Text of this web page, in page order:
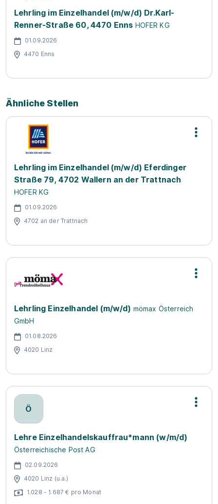
Lehrling im Einzelhandel (m/w/d) Dr.Karl-
Renner-Straße 60, 4470 Enns HOFER KG
01.09.2026
4470 Enns
Ähnliche Stellen
Lehrling im Einzelhandel (m/w/d) Eferdinger
Straße 79, 4702 Wallern an der Trattnach
HOFER KG
01.09.2026
4702 an der Trattnach
Lehrling Einzelhandel (m/w/d) mömax Österreich
GmbH
01.08.2026
4020 Linz
Ö
Lehre Einzelhandelskauffrau*mann (w/m/d)
Österreichische Post AG
02.09.2026
4020 Linz (u.a.)
1.028 - 1.687 € pro Monat